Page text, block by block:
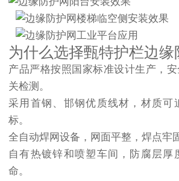
为什么选择甄特护栏边缘
产品严格按照国家标准设计生产，
关检测。
采用首钢、邯钢优质线材，材质可
标。
全自动焊网设备，网面平整，焊点牢
自有热镀锌和喷塑车间，防腐层厚
命。